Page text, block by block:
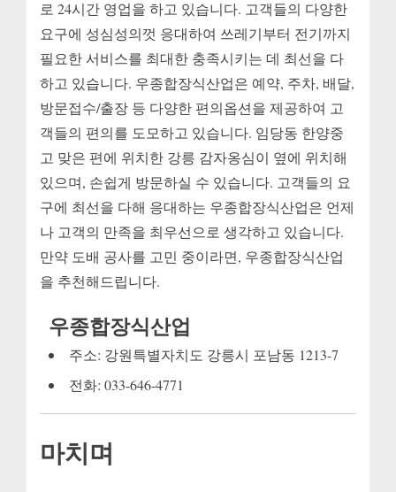
로 24시간 영업을 하고 있습니다. 고객들의 다양한
요구에 성심성의껏 응대하여 쓰레기부터 전기까지
필요한 서비스를 최대한 충족시키는 데 최선을 다
하고 있습니다. 우종합장식산업은 예약, 주차, 배달,
방문접수/출장 등 다양한 편의옵션을 제공하여 고
객들의 편의를 도모하고 있습니다. 임당동 한양중
고 맞은 편에 위치한 강릉 감자옹심이 옆에 위치해
있으며, 손쉽게 방문하실 수 있습니다. 고객들의 요
구에 최선을 다해 응대하는 우종합장식산업은 언제
나 고객의 만족을 최우선으로 생각하고 있습니다.
만약 도배 공사를 고민 중이라면, 우종합장식산업
을 추천해드립니다.
우종합장식산업
주소: 강원특별자치도 강릉시 포남동 1213-7
전화: 033-646-4771
마치며